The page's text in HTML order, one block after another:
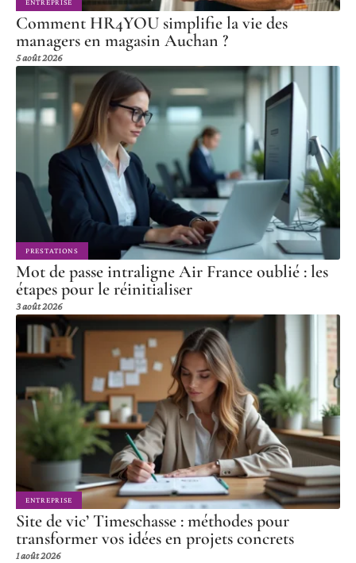
Comment HR4YOU simplifie la vie des
managers en magasin Auchan ?
5 août 2026
PRESTATIONS
Mot de passe intraligne Air France oublié : les
étapes pour le réinitialiser
3 août 2026
ENTREPRISE
Site de vic’ Timeschasse : méthodes pour
transformer vos idées en projets concrets
1 août 2026